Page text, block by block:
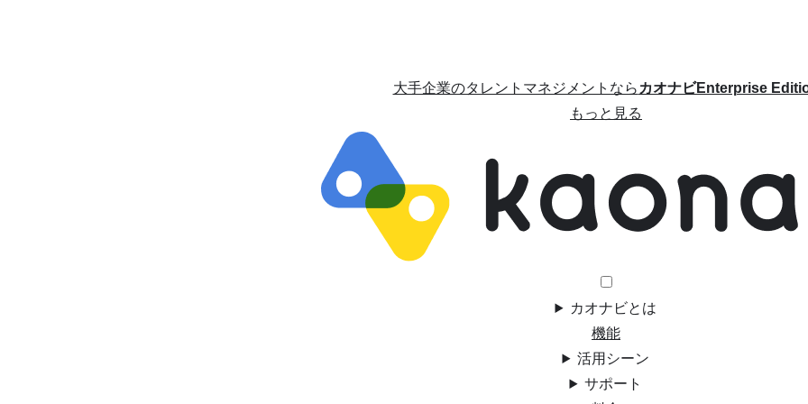
大手企業のタレントマネジメントならカオナビEnterprise
もっと見る
カオナビとは
機能
活用シーン
サポート